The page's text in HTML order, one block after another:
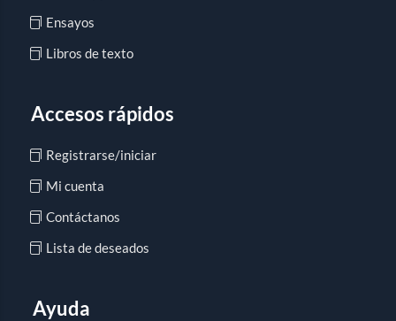
Ensayos
Libros de texto
Accesos rápidos
Registrarse/iniciar
Mi cuenta
Contáctanos
Lista de deseados
Ayuda